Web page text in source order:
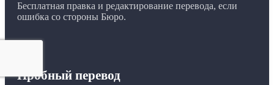
Бесплатная правка и редактирование перевода, если
ошибка со стороны Бюро.
Пробный перевод